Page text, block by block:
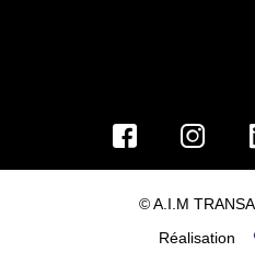
© A.I.M
Réalisation